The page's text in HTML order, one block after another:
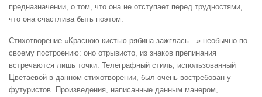
предназначении, о том, что она не отступает перед трудностями,
что она счастлива быть поэтом.
Стихотворение «Красною кистью рябина зажглась…» необычно по
своему построению: оно отрывисто, из знаков препинания
встречаются лишь точки. Телеграфный стиль, использованный
Цветаевой в данном стихотворении, был очень востребован у
футуристов. Произведения, написанные данным манером,